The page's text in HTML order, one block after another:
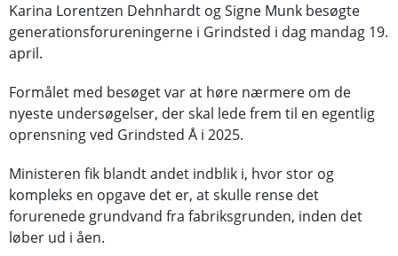
Karina Lorentzen Dehnhardt og Signe Munk besøgte
generationsforureningerne i Grindsted i dag mandag 19.
april.
Formålet med besøget var at høre nærmere om de
nyeste undersøgelser, der skal lede frem til en egentlig
oprensning ved Grindsted Å i 2025.
Ministeren fik blandt andet indblik i, hvor stor og
kompleks en opgave det er, at skulle rense det
forurenede grundvand fra fabriksgrunden, inden det
løber ud i åen.